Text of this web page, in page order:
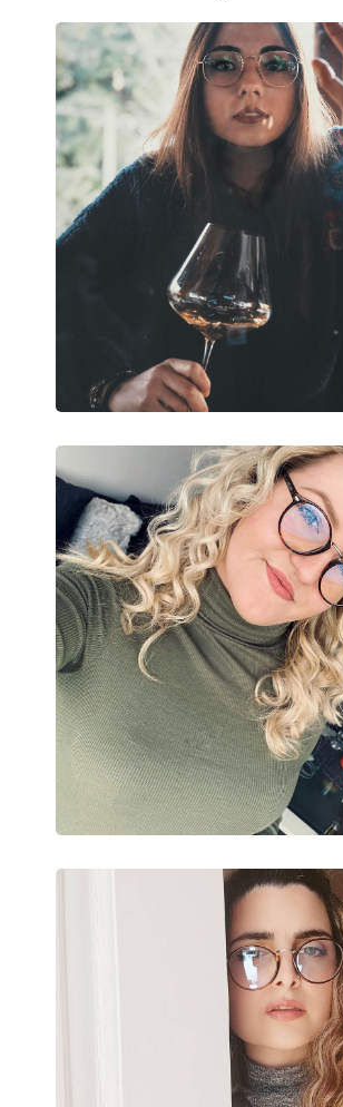
Hmotnosť:
Nastaviteľné sedielka:
Flexi pánt:
Príslušenstvo
Puzdro:
Čistiaca handrička:
Značka:
Kód: